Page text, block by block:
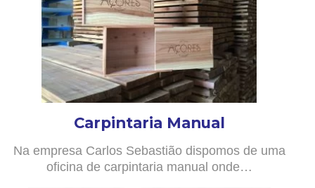
Carpintaria Manual
Na empresa Carlos Sebastião dispomos de uma
oficina de carpintaria manual onde…